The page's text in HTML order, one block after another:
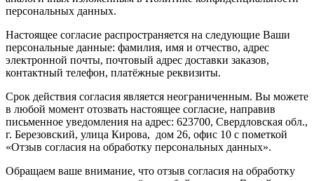
персональных данных.
Настоящее согласие распространяется на следующие Ваши
персональные данные: фамилия, имя и отчество, адрес
электронной почты, почтовый адрес доставки заказов,
контактный телефон, платёжные реквизиты.
Срок действия согласия является неограниченным. Вы можете
в любой момент отозвать настоящее согласие, направив
письменное уведомления на адрес: 623700, Свердловская обл.,
г. Березовский, улица Кирова, дом 26, офис 10 с пометкой
«Отзыв согласия на обработку персональных данных».
Обращаем ваше внимание, что отзыв согласия на обработку